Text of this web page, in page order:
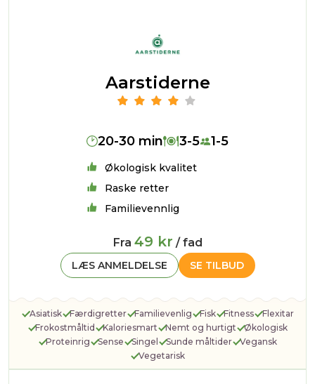
Aarstiderne
20-30 min 3-5 1-5
Økologisk kvalitet
Raske retter
Familievennlig
Fra 49 kr / fad
SE TILBUD
LÆS ANMELDELSE
Asiatisk Færdigretter Familievenlig Fisk Fitness
Flexitar
Frokostmåltid
Kaloriesmart Nemt og hurtigt
Økologisk
Proteinrig
Sense Singel Sunde måltider
Vegansk
Vegetarisk